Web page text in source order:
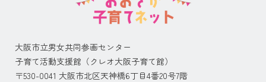
大阪市立男女共同参画センター
子育て活動支援館（クレオ大阪子育て館）
〒530-0041 大阪市北区天神橋6丁目4番20号7階